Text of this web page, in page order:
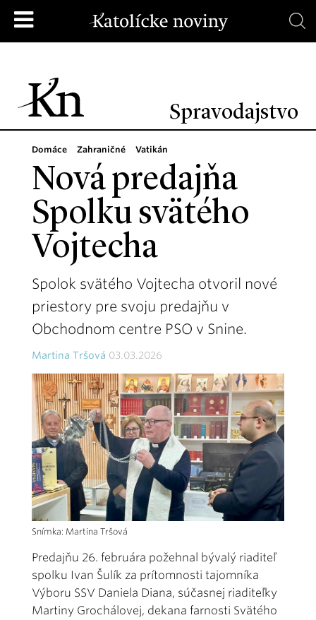
Spravodajstvo
Domáce Zahraničné Vatikán
Nová predajňa
Spolku svätého
Vojtecha
Spolok svätého Vojtecha otvoril nové
priestory pre svoju predajňu v
Obchodnom centre PSO v Snine.
Martina Tršová 03.03.2026
Snímka: Martina Tršová
Predajňu 26. februára požehnal bývalý riaditeľ
spolku Ivan Šulík za prítomnosti tajomníka
Výboru SSV Daniela Diana, súčasnej riaditeľky
Martiny Grochálovej, dekana farnosti Svätého